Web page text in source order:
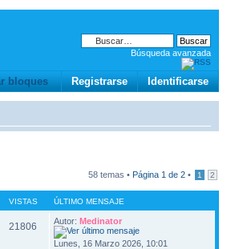
Búsqueda avanzada
Identificarse
Registrarse
58 temas • Página 1 de 2 • 1 2
VISTAS ÚLTIMO MENSAJE
21806 Autor:Medinator
Lunes, 16 Marzo 2026, 10:01